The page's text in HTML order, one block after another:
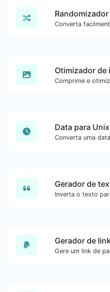
Otimizador de
Data para
Gerador de